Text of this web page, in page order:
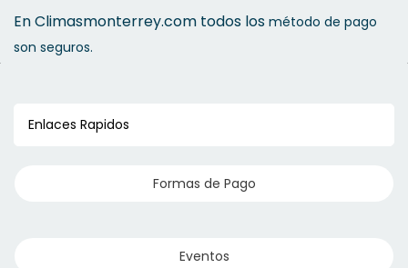
En Climasmonterrey.com todos los método de pago
son seguros.
Enlaces Rapidos
Formas de Pago
Eventos